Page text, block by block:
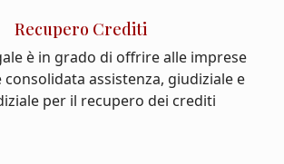
Recupero Crediti
è in grado di offrire alle imprese
consolidata assistenza, giudiziale e
per il recupero dei crediti